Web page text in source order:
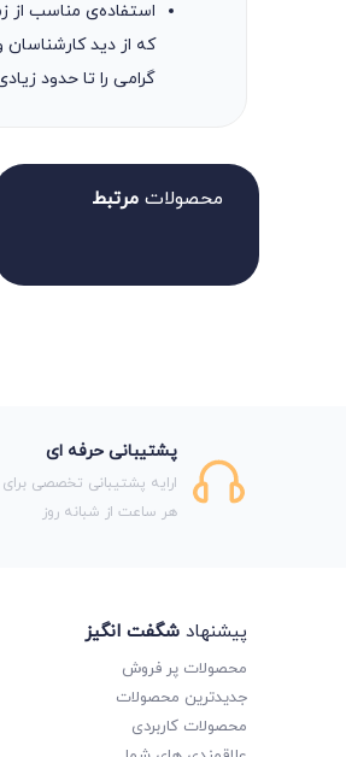
استفاده‌ی مناسب از
که از دید
گرامی را تا حدود
محصولات مرتبط
پشتیبانی حرفه ای
ارایه پشتیبانی تخصصی
هر ساعت از شبانه روز
پیشنهاد شگفت انگیز
محصولات پر فروش
جدیدترین محصولات
محصولات کاربردی